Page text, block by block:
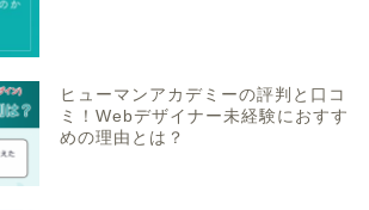
ヒューマンアカデミーの評判と口コ
ミ！Webデザイナー未経験におすす
めの理由とは？